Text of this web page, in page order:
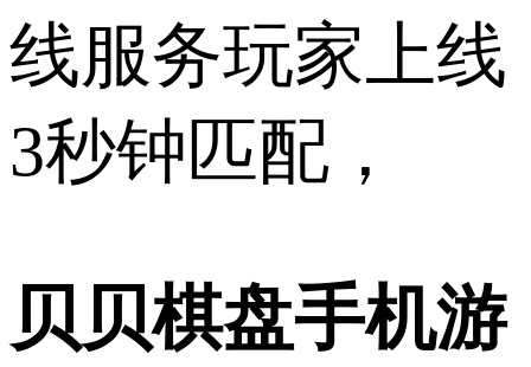
线服务玩家上线
3秒钟匹配，
贝贝棋盘手机游